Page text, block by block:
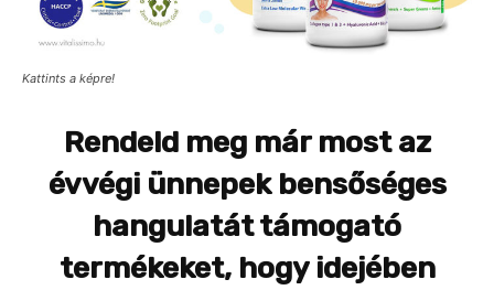
Kattints a képre!
Rendeld meg már most az
évvégi ünnepek bensőséges
hangulatát támogató
termékeket, hogy idejében